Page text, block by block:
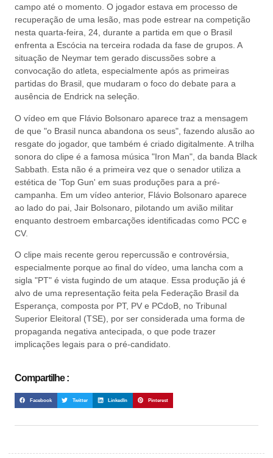
campo até o momento. O jogador estava em processo de
recuperação de uma lesão, mas pode estrear na competição
nesta quarta-feira, 24, durante a partida em que o Brasil
enfrenta a Escócia na terceira rodada da fase de grupos. A
situação de Neymar tem gerado discussões sobre a
convocação do atleta, especialmente após as primeiras
partidas do Brasil, que mudaram o foco do debate para a
ausência de Endrick na seleção.
O vídeo em que Flávio Bolsonaro aparece traz a mensagem
de que "o Brasil nunca abandona os seus", fazendo alusão ao
resgate do jogador, que também é criado digitalmente. A trilha
sonora do clipe é a famosa música "Iron Man", da banda Black
Sabbath. Esta não é a primeira vez que o senador utiliza a
estética de 'Top Gun' em suas produções para a pré-
campanha. Em um vídeo anterior, Flávio Bolsonaro aparece
ao lado do pai, Jair Bolsonaro, pilotando um avião militar
enquanto destroem embarcações identificadas como PCC e
CV.
O clipe mais recente gerou repercussão e controvérsia,
especialmente porque ao final do vídeo, uma lancha com a
sigla "PT" é vista fugindo de um ataque. Essa produção já é
alvo de uma representação feita pela Federação Brasil da
Esperança, composta por PT, PV e PCdoB, no Tribunal
Superior Eleitoral (TSE), por ser considerada uma forma de
propaganda negativa antecipada, o que pode trazer
implicações legais para o pré-candidato.
Compartilhe :
Facebook Twitter LinkedIn Pinterest